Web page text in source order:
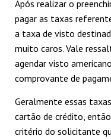
Após realizar o
pagar as taxas
a taxa de visto
muito caros. Vale
agendar visto
comprovante de
Geralmente essas
cartão de crédito,
critério do solicitante